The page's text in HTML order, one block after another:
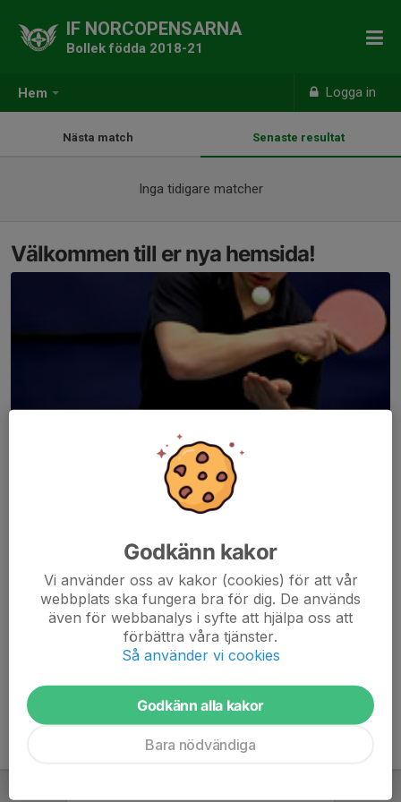
Hem Logga in
IF NORCOPENSARNA
Bollek födda 2018-21
Nästa match Senaste resultat
Inga tidigare matcher
Välkommen till er nya hemsida!
Här hamnar automatiskt de senaste nyheterna på hemsidan. För
att kunna börja administrera hemsidan loggar du in högst upp till
höger.
Godkänn kakor
Vi använder oss av kakor (cookies) för att vår
webbplats ska fungera bra för dig. De används
även för webbanalys i syfte att hjälpa oss att
förbättra våra tjänster.
Så använder vi cookies
Godkänn alla kakor
Bara nödvändiga